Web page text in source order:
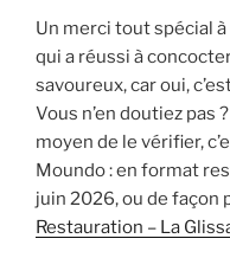
Un merci tout spécial
qui a réussi à
savoureux, car oui,
Vous n’en doutiez pas
moyen de le vérifier,
Moundo : en format
juin 2026, ou de façon
Restauration – La